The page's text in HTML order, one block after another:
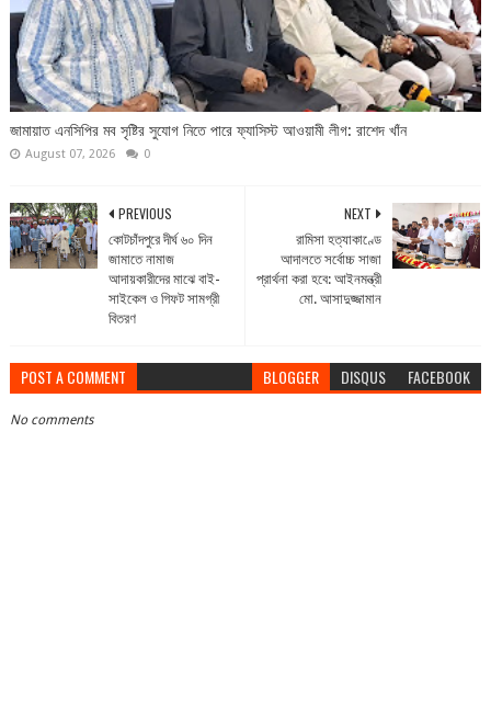
জামায়াত এনসিপির মব সৃষ্টির সুযোগ নিতে পারে ফ্যাসিস্ট আওয়ামী লীগ: রাশেদ খাঁন
August 07, 2026 0
NEXT
রামিসা হত্যাকাণ্ডে
আদালতে সর্বোচ্চ সাজা
প্রার্থনা করা হবে: আইনমন্ত্রী
মো. আসাদুজ্জামান
PREVIOUS
কোটচাঁদপুরে দীর্ঘ ৬০ দিন
জামাতে নামাজ
আদায়কারীদের মাঝে বাই-
সাইকেল ও গিফট সামগ্রী
বিতরণ
POST A COMMENT BLOGGER DISQUS FACEBOOK
No comments